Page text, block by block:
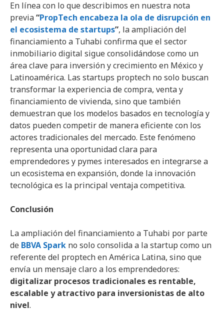
En línea con lo que describimos en nuestra nota
previa“PropTech encabeza la ola de disrupción en
el ecosistema de startups”, la ampliación del
financiamiento a Tuhabi confirma que el sector
inmobiliario digital sigue consolidándose como un
área clave para inversión y crecimiento en México y
Latinoamérica. Las startups proptech no solo buscan
transformar la experiencia de compra, venta y
financiamiento de vivienda, sino que también
demuestran que los modelos basados en tecnología y
datos pueden competir de manera eficiente con los
actores tradicionales del mercado. Este fenómeno
representa una oportunidad clara para
emprendedores y pymes interesados en integrarse a
un ecosistema en expansión, donde la innovación
tecnológica es la principal ventaja competitiva.
Conclusión
La ampliación del financiamiento a Tuhabi por parte
de BBVA Spark no solo consolida a la startup como un
referente del proptech en América Latina, sino que
envía un mensaje claro a los emprendedores:
digitalizar procesos tradicionales es rentable,
escalable y atractivo para inversionistas de alto
nivel.